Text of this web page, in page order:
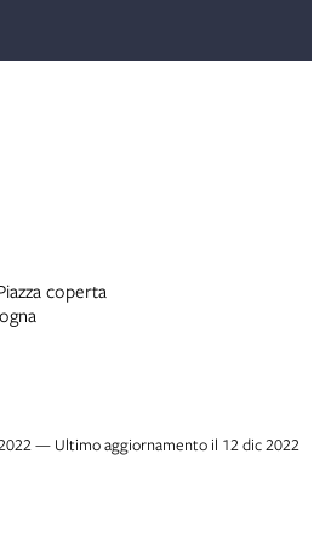
coperta
— Ultimo aggiornamento il 12 dic 2022